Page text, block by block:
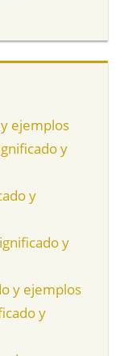
ejemplos
y
y
y
y ejemplos
y